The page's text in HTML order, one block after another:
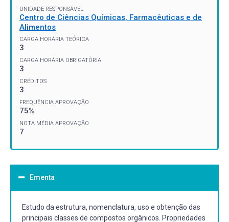
UNIDADE RESPONSÁVEL
Centro de Ciências Químicas, Farmacêuticas e de
Alimentos
CARGA HORÁRIA TEÓRICA
3
CARGA HORÁRIA OBRIGATÓRIA
3
CRÉDITOS
3
FREQUÊNCIA APROVAÇÃO
75%
NOTA MÉDIA APROVAÇÃO
7
Ementa
Estudo da estrutura, nomenclatura, uso e obtenção das
principais classes de compostos orgânicos. Propriedades